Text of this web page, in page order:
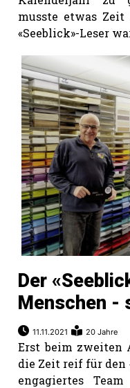
Erlebnisführer
Romanshorn:
offizielle
Mitteilungen
musste etwas
«Seeblick»-Leser
Der
Menschen -
11.11.2021 20 Jahre
Erst beim zweiten
die Zeit reif für den
engagiertes